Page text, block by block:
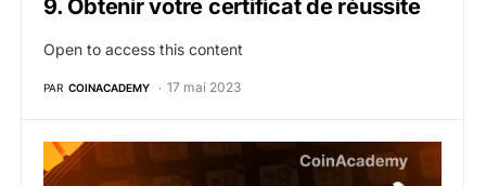
9. Obtenir votre certificat de réussite
Open to access this content
PAR COINACADEMY 17 mai 2023
9. Obtenir votre certificat de réussite